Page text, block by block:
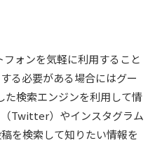
ォンを気軽に利用すること
る必要がある場合にはグー
検索エンジンを利用して情
Twitter）やインスタグラム
を検索して知りたい情報を